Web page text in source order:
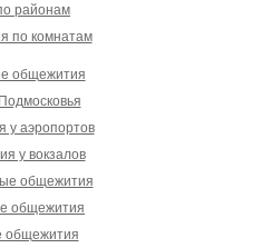
районам
по комнатам
общежития
у аэропортов
у вокзалов
общежития
общежития
общежития